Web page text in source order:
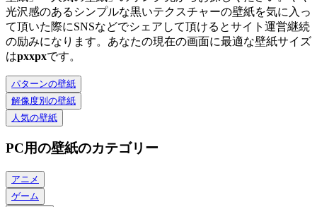
光沢感のあるシンプルな黒いテクスチャーの壁紙を気に入っ
て頂いた際にSNSなどでシェアして頂けるとサイト運営継続
の励みになります。あなたの現在の画面に最適な壁紙サイズ
はpxxpxです。
パターンの壁紙
解像度別の壁紙
人気の壁紙
PC用の壁紙のカテゴリー
アニメ
ゲーム